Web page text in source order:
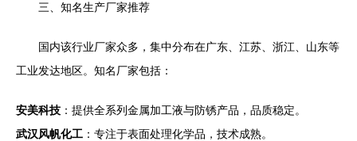
三、知名生产厂家推荐
国内该行业厂家众多，集中分布在广东、江苏、浙江、山东等
工业发达地区。知名厂家包括：
安美科技 ：提供全系列金属加工液与防锈产品，品质稳定。
武汉风帆化工 ：专注于表面处理化学品，技术成熟。